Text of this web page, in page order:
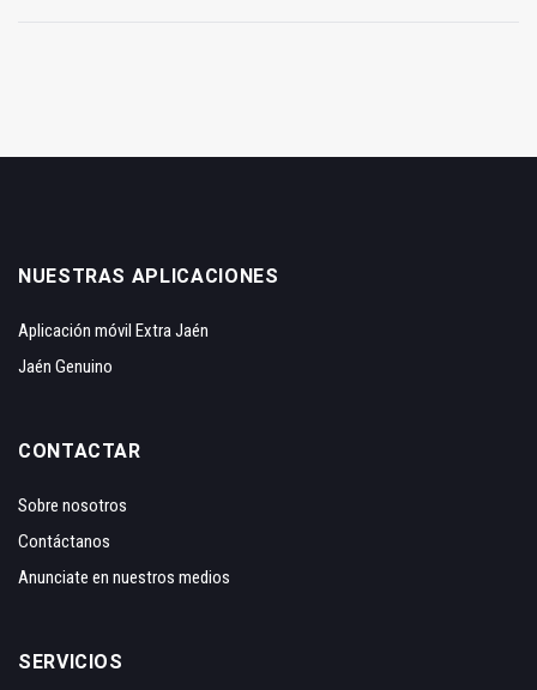
NUESTRAS APLICACIONES
Aplicación móvil Extra Jaén
Jaén Genuino
CONTACTAR
Sobre nosotros
Contáctanos
Anunciate en nuestros medios
SERVICIOS